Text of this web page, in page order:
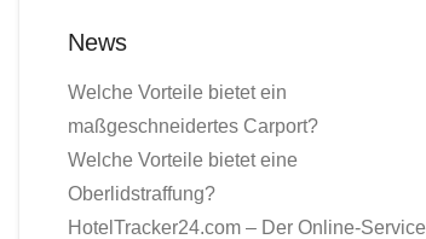
News
Welche Vorteile bietet ein
maßgeschneidertes Carport?
Welche Vorteile bietet eine
Oberlidstraffung?
HotelTracker24.com – Der Online-Service